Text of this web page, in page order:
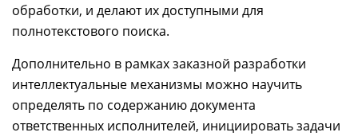
обработки, и делают их доступными для
полнотекстового поиска.
Дополнительно в рамках заказной разработки
интеллектуальные механизмы можно научить
определять по содержанию документа
ответственных исполнителей, инициировать задачи